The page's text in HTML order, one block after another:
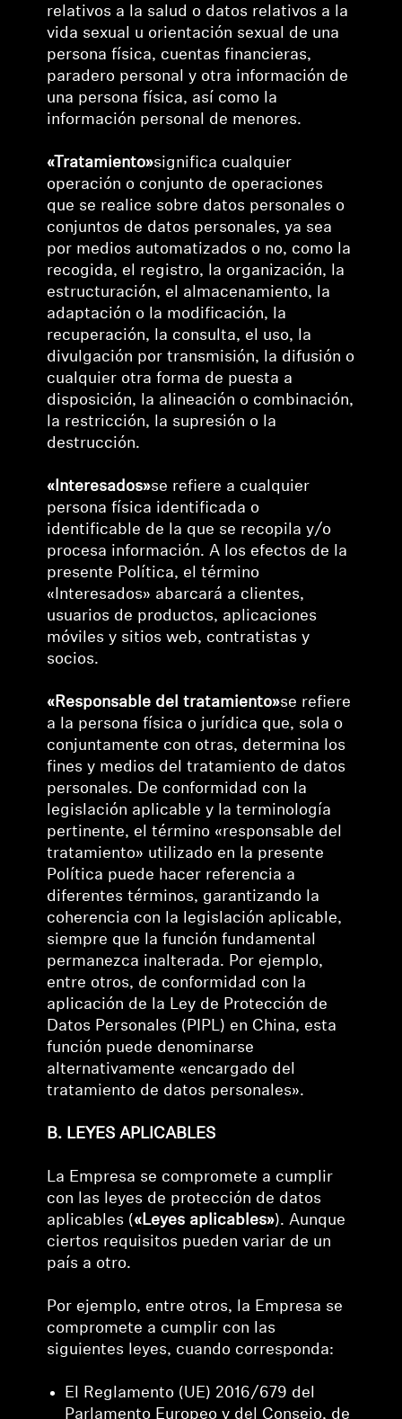
relativos a la salud o datos relativos a la
vida sexual u orientación sexual de una
persona física, cuentas financieras,
paradero personal y otra información de
una persona física, así como la
información personal de menores.
«Tratamiento»significa cualquier
operación o conjunto de operaciones
que se realice sobre datos personales o
conjuntos de datos personales, ya sea
por medios automatizados o no, como la
recogida, el registro, la organización, la
estructuración, el almacenamiento, la
adaptación o la modificación, la
recuperación, la consulta, el uso, la
divulgación por transmisión, la difusión o
cualquier otra forma de puesta a
disposición, la alineación o combinación,
la restricción, la supresión o la
destrucción.
«Interesados»se refiere a cualquier
persona física identificada o
identificable de la que se recopila y/o
procesa información. A los efectos de la
presente Política, el término
«Interesados» abarcará a clientes,
usuarios de productos, aplicaciones
móviles y sitios web, contratistas y
socios.
«Responsable del tratamiento»se refiere
a la persona física o jurídica que, sola o
conjuntamente con otras, determina los
fines y medios del tratamiento de datos
personales. De conformidad con la
legislación aplicable y la terminología
pertinente, el término «responsable del
tratamiento» utilizado en la presente
Política puede hacer referencia a
diferentes términos, garantizando la
coherencia con la legislación aplicable,
siempre que la función fundamental
permanezca inalterada. Por ejemplo,
entre otros, de conformidad con la
aplicación de la Ley de Protección de
Datos Personales (PIPL) en China, esta
función puede denominarse
alternativamente «encargado del
tratamiento de datos personales».
B. LEYES APLICABLES
La Empresa se compromete a cumplir
con las leyes de protección de datos
aplicables («Leyes aplicables»). Aunque
ciertos requisitos pueden variar de un
país a otro.
Por ejemplo, entre otros, la Empresa se
compromete a cumplir con las
siguientes leyes, cuando corresponda:
El Reglamento (UE) 2016/679 del
Parlamento Europeo y del Consejo, de